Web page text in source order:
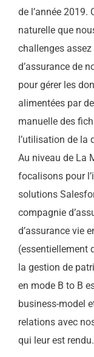
de l’année 2019.
naturelle que
challenges
d’assurance de
pour gérer les
alimentées par
manuelle des
l’utilisation de la
Au niveau de La
focalisons pour
solutions
compagnie
d’assurance vie
(essentiellement
la gestion de
en mode B to B
business-model
relations avec
qui leur est rendu.